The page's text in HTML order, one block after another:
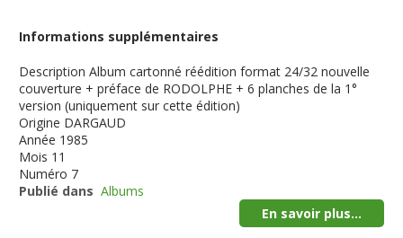
Informations supplémentaires
Description Album cartonné réédition format 24/32 nouvelle
couverture + préface de RODOLPHE + 6 planches de la 1°
version (uniquement sur cette édition)
Origine DARGAUD
Année 1985
Mois 11
Numéro 7
Publié dans Albums
En savoir plus...